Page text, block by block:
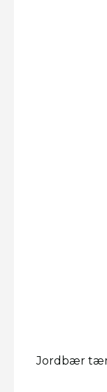
Jordbær